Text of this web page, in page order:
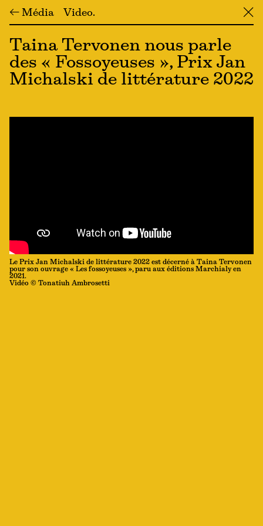
← Média Video ╳
Taina Tervonen nous parle
des « Fossoyeuses », Prix Jan
Michalski de littérature 2022
Le Prix Jan Michalski de littérature 2022 est décerné à Taina Tervonen
pour son ouvrage « Les fossoyeuses », paru aux éditions Marchialy en
2021.
Vidéo © Tonatiuh Ambrosetti